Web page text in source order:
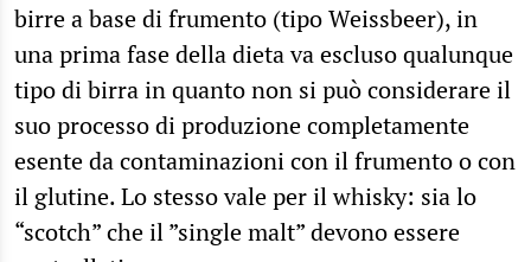
birre a base di frumento (tipo Weissbeer), in
una prima fase della dieta va escluso qualunque
tipo di birra in quanto non si può considerare il
suo processo di produzione completamente
esente da contaminazioni con il frumento o con
il glutine. Lo stesso vale per il whisky: sia lo
“scotch” che il ”single malt” devono essere